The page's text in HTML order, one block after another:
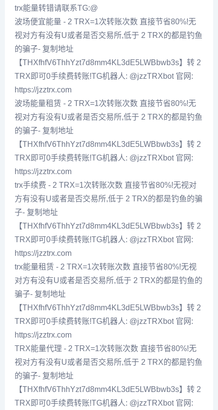
trx能量转错请联系TG:@
波场便宜能量 - 2 TRX=1次转账次数 直接节省80%!无
视对方有没有U或者是否交易所,低于 2 TRX的都是钓鱼
的骗子- 复制地址
【THXfhfV6ThhYzt7d8mm4KL3dE5LWBbwb3s】转 2
TRX即可0手续费转账!TG机器人: @jzzTRXbot 官网:
https://jzztrx.com
波场能量租赁 - 2 TRX=1次转账次数 直接节省80%!无
视对方有没有U或者是否交易所,低于 2 TRX的都是钓鱼
的骗子- 复制地址
【THXfhfV6ThhYzt7d8mm4KL3dE5LWBbwb3s】转 2
TRX即可0手续费转账!TG机器人: @jzzTRXbot 官网:
https://jzztrx.com
trx手续费 - 2 TRX=1次转账次数 直接节省80%!无视对
方有没有U或者是否交易所,低于 2 TRX的都是钓鱼的骗
子- 复制地址
【THXfhfV6ThhYzt7d8mm4KL3dE5LWBbwb3s】转 2
TRX即可0手续费转账!TG机器人: @jzzTRXbot 官网:
https://jzztrx.com
trx能量租赁 - 2 TRX=1次转账次数 直接节省80%!无视
对方有没有U或者是否交易所,低于 2 TRX的都是钓鱼的
骗子- 复制地址
【THXfhfV6ThhYzt7d8mm4KL3dE5LWBbwb3s】转 2
TRX即可0手续费转账!TG机器人: @jzzTRXbot 官网:
https://jzztrx.com
TRX能量代理 - 2 TRX=1次转账次数 直接节省80%!无
视对方有没有U或者是否交易所,低于 2 TRX的都是钓鱼
的骗子- 复制地址
【THXfhfV6ThhYzt7d8mm4KL3dE5LWBbwb3s】转 2
TRX即可0手续费转账!TG机器人: @jzzTRXbot 官网: